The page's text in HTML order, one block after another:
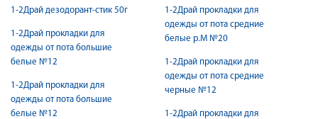
1-2Драй дезодорант-стик 50г
1-2Драй прокладки для
одежды от пота большие
белые №12
1-2Драй прокладки для
одежды от пота большие
белые №12
1-2Драй прокладки для
одежды от пота средние
белые р.М №20
1-2Драй прокладки для
одежды от пота средние
черные №12
1-2Драй прокладки для